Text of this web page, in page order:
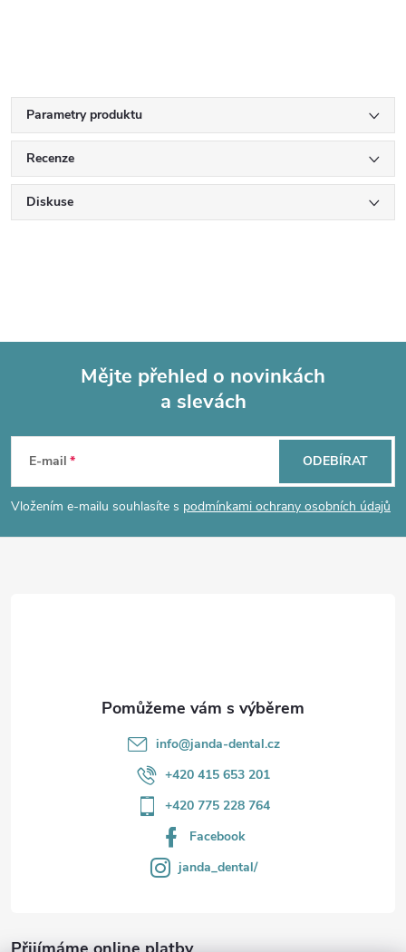
Parametry produktu
Recenze
Diskuse
p
a
Mějte přehled o novinkách
a slevách
E-mail
Vložením e-mailu souhlasíte s podmínkami ochrany osobních údajů
ODEBÍRAT
info@janda-dental.cz
+420 415 653 201
+420 775 228 764
Facebook
janda_dental/